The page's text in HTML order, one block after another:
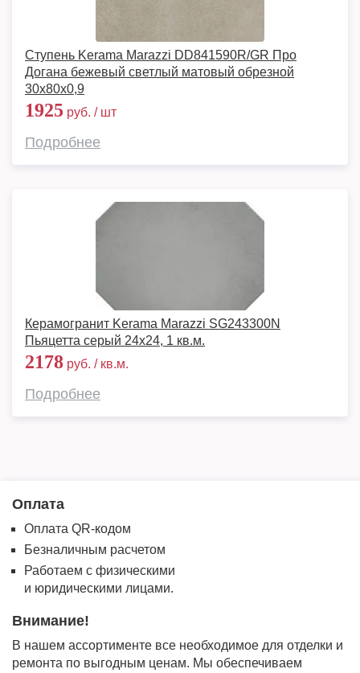
Ступень Kerama Marazzi DD841590R/GR Про
Догана бежевый светлый матовый обрезной
30x80x0,9
1925 руб. / шт
Подробнее
Керамогранит Kerama Marazzi SG243300N
Пьяцетта серый 24х24, 1 кв.м.
2178 руб. / кв.м.
Подробнее
Оплата
Оплата QR-кодом
Безналичным расчетом
Работаем с физическими
и юридическими лицами.
Внимание!
В нашем ассортименте все необходимое для отделки и
ремонта по выгодным ценам. Мы обеспечиваем